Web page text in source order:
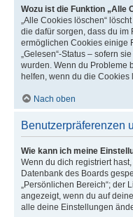
Wozu ist die Funktion „Alle
„Alle Cookies löschen“
die dafür sorgen, dass du im
ermöglichen Cookies einige
„Gelesen“-Status – sofern
wurden. Wenn du Probleme
helfen, wenn du die Cookies
Nach oben
Benutzerpräferenzen
Wie kann ich meine
Wenn du dich registriert
Datenbank des Boards
„Persönlichen Bereich“; der
angezeigt, wenn du auf
alle deine Einstellungen